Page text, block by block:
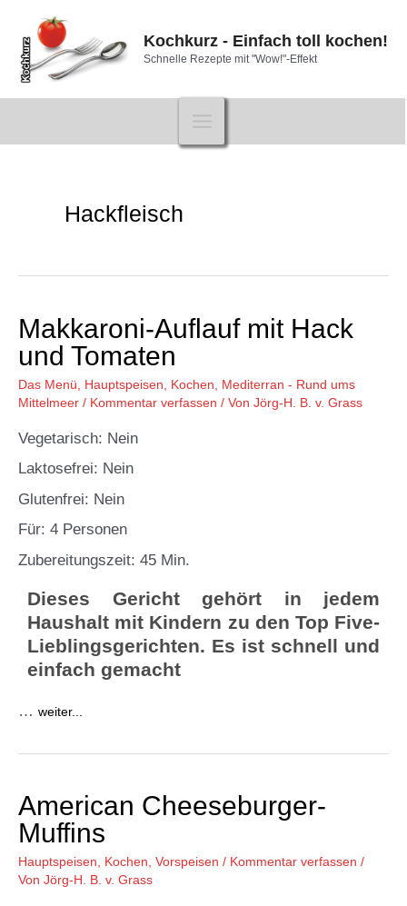
Inhalt
springen
Kochkurz - Einfach toll kochen!
Schnelle Rezepte mit "Wow!"-Effekt
Main
Hackfleisch
Makkaroni-Auflauf mit Hack
und Tomaten
Das Menü Hauptspeisen Kochen
Mediterran - Rund ums
Mittelmeer / Kommentar verfassen / Von Jörg-H. B. v. Grass
Vegetarisch: Nein
Laktosefrei: Nein
Glutenfrei: Nein
Für: 4 Personen
Zubereitungszeit: 45 Min.
Dieses Gericht gehört in jedem
Haushalt mit Kindern zu den Top Five-
Lieblingsgerichten. Es ist schnell und
einfach gemacht
… weiter...
American Cheeseburger-
Muffins
Hauptspeisen, Kochen, Vorspeisen / Kommentar verfassen /
Von Jörg-H. B. v. Grass